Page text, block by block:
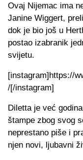
Ovaj Nijemac ima
Janine Wiggert,
dok je bio još u
postao izabranik
svijetu.
[instagram]https://
/[/instagram]
Diletta je već
štampe zbog svog
neprestano piše i
njen novi, ljubavni